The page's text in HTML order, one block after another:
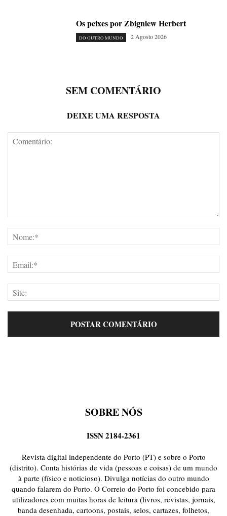
Os peixes por Zbigniew Herbert
DO OUTRO MUNDO 2 Agosto 2026
SEM COMENTÁRIO
DEIXE UMA RESPOSTA
SOBRE NÓS
ISSN 2184-2361
Revista digital independente do Porto (PT) e sobre o Porto
(distrito). Conta histórias de vida (pessoas e coisas) de um mundo
à parte (físico e noticioso). Divulga notícias do outro mundo
quando falarem do Porto. O Correio do Porto foi concebido para
utilizadores com muitas horas de leitura (livros, revistas, jornais,
banda desenhada, cartoons, postais, selos, cartazes, folhetos,